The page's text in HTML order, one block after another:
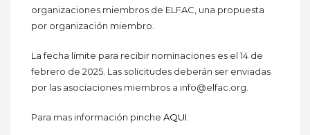
organizaciones miembros de ELFAC, una propuesta
por organización miembro.
La fecha límite para recibir nominaciones es el 14 de
febrero de 2025. Las solicitudes deberán ser enviadas
por las asociaciones miembros a info@elfac.org.
Para mas información pinche AQUI